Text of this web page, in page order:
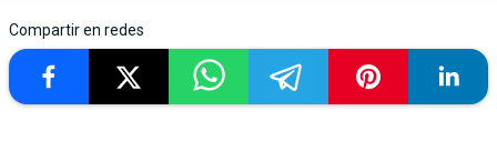
Compartir en redes